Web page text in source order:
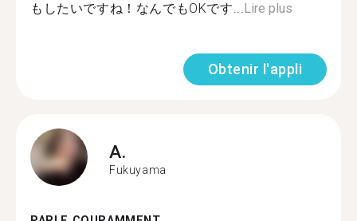
もしたいですね！なんでもOKです...Lire plus
Obtenir l'appli
A.
Fukuyama